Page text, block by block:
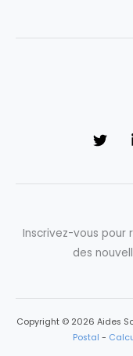
Inscrivez-vous pour
des
Copyright © 2026 Aides
Postal -